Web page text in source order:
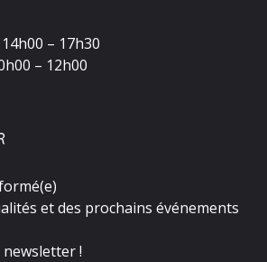
– 17h30
– 12h00
et des prochains événements
!